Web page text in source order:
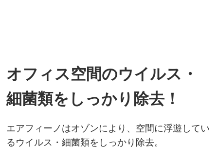
オフィス空間のウイルス・
細菌類をしっかり除去！
エアフィーノはオゾンにより、空間に浮遊してい
るウイルス・細菌類をしっかり除去。